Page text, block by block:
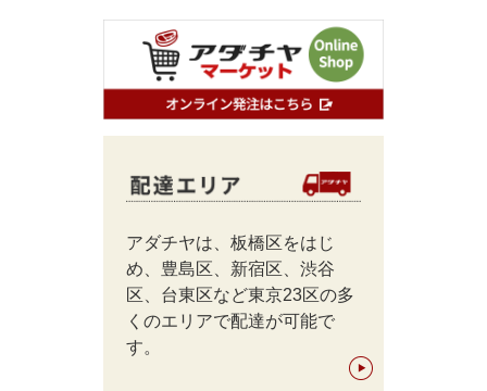
アダチヤは、板橋区をはじ
め、豊島区、新宿区、渋谷
区、台東区など東京23区の多
くのエリアで配達が可能で
す。